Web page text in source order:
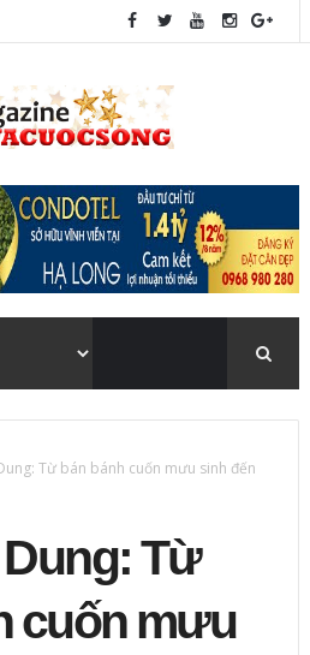
Từ bán bánh cuốn mưu sinh đến
Từ
cuốn mưu